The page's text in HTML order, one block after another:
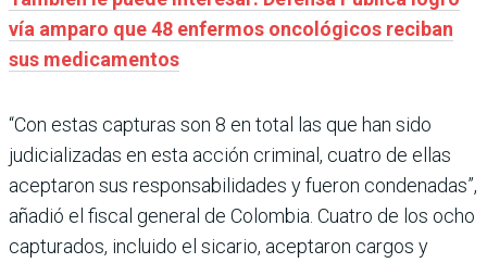
vía amparo que 48 enfermos oncológicos reciban
sus medicamentos
“Con estas capturas son 8 en total las que han sido
judicializadas en esta acción criminal, cuatro de ellas
aceptaron sus responsabilidades y fueron condenadas”,
añadió el fiscal general de Colombia. Cuatro de los ocho
capturados, incluido el sicario, aceptaron cargos y